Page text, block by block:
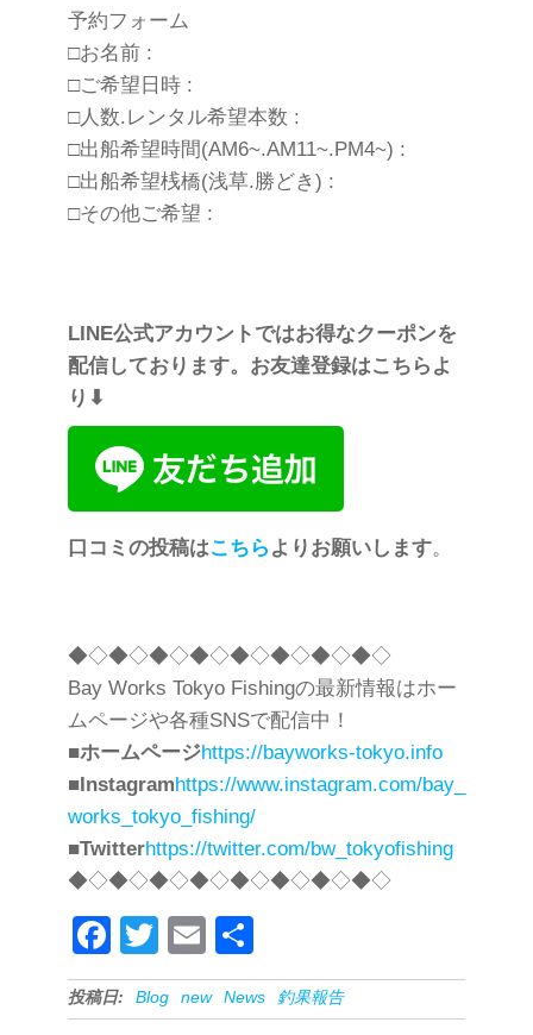
予約フォーム
□お名前 :
□ご希望日時 :
□人数.レンタル希望本数 :
□出船希望時間(AM6~.AM11~.PM4~) :
□出船希望桟橋(浅草.勝どき) :
□その他ご希望 :
LINE公式アカウントではお得なクーポンを
配信しております。お友達登録はこちらよ
り⬇︎
口コミの投稿はこちら よりお願いします。
◆◇◆◇◆◇◆◇◆◇◆◇◆◇◆◇
Bay Works Tokyo Fishingの最新情報はホー
ムページや各種SNSで配信中！
■ホームページhttps://bayworks-tokyo.info
■Instagramhttps://www.instagram.com/bay_
works_tokyo_fishing/
■Twitterhttps://twitter.com/bw_tokyofishing
◆◇◆◇◆◇◆◇◆◇◆◇◆◇◆◇
F
a
c
T
wi
tt
E
m
ail
有
投稿日: Blog new News 釣果報告